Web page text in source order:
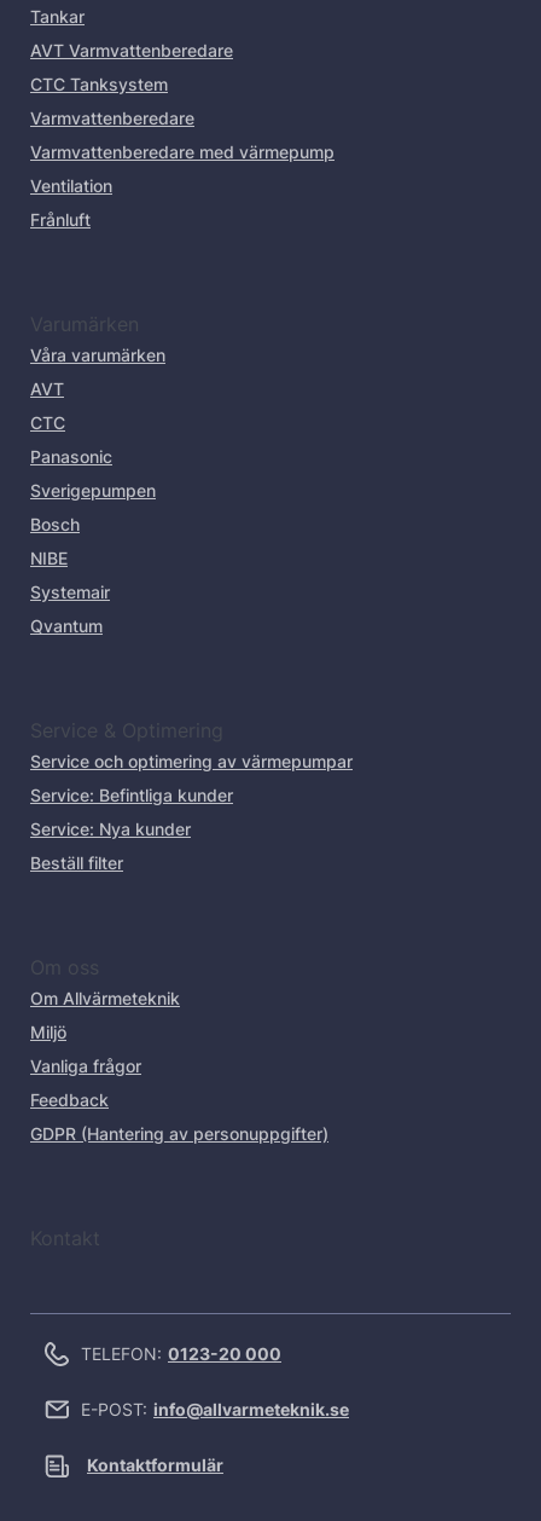
Tankar
AVT Varmvattenberedare
CTC Tanksystem
Varmvattenberedare
Varmvattenberedare med värmepump
Ventilation
Frånluft
Varumärken
Våra varumärken
AVT
CTC
Panasonic
Sverigepumpen
Bosch
NIBE
Systemair
Qvantum
Service & Optimering
Service och optimering av värmepumpar
Service: Befintliga kunder
Service: Nya kunder
Beställ filter
Om oss
Om Allvärmeteknik
Miljö
Vanliga frågor
Feedback
GDPR (Hantering av personuppgifter)
Kontakt
TELEFON: 0123-20 000
E-POST: info@allvarmeteknik.se
Kontaktformulär